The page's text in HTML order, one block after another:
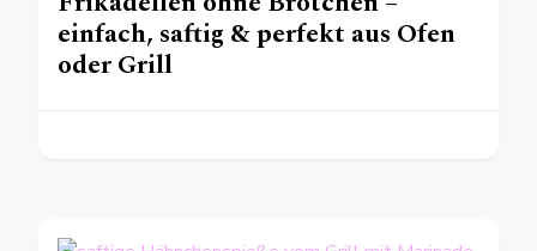
einfach, saftig & perfekt aus Ofen
oder Grill